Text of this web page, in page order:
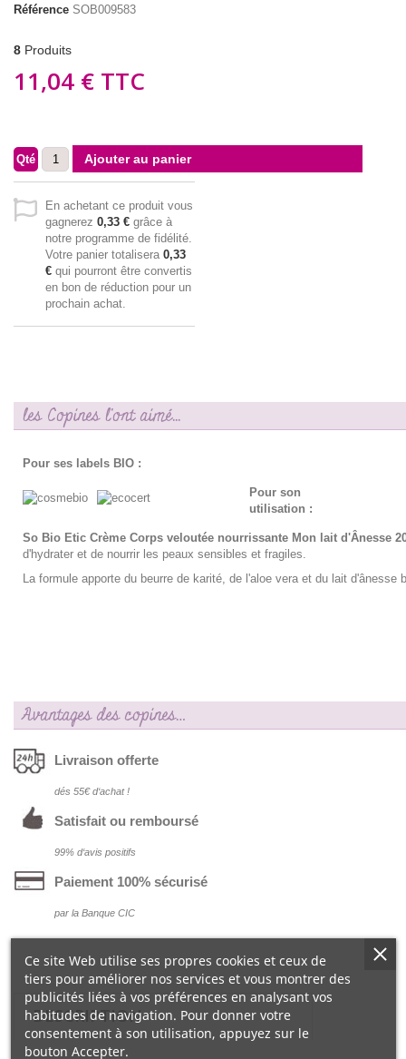
Référence SOB009583
8 Produits
11,04 € TTC
Qté Ajouter au panier
En achetant ce produit vous
gagnerez 0,33 € grâce à
notre programme de fidélité.
Votre panier totalisera 0,33
€ qui pourront être convertis
en bon de réduction pour un
prochain achat.
les Copines l'ont aimé...
Pour ses labels BIO :
Pour son
utilisation :
So Bio Etic Crème Corps veloutée nourrissante Mon lait d'Ânesse
d'hydrater et de nourrir les peaux sensibles et fragiles.
La formule apporte du beurre de karité, de l'aloe vera et du lait d'ânesse
Avantages des copines…
Livraison offerte
dés 55€ d‘achat !
Satisfait ou remboursé
99% d‘avis positifs
Paiement 100% sécurisé
par la Banque CIC
DESCRIPTION
Ce site Web utilise ses propres cookies et ceux de
tiers pour améliorer nos services et vous montrer des
publicités liées à vos préférences en analysant vos
habitudes de navigation. Pour donner votre
consentement à son utilisation, appuyez sur le
bouton Accepter.